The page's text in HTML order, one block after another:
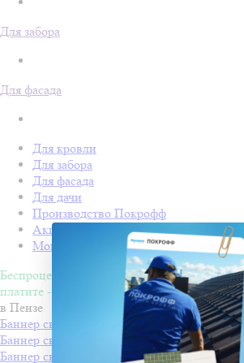
Для забора
Для фасада
Для кровли
Для забора
Для фасада
Для дачи
Производство Покрофф
Акции
Монтаж
Беспроцентная рассрочка на 4 месяца.
платите - потом!
в Пензе
Баннер светодиодный "ФЛАГ МАЛЫЙ"
Баннер светодиодный "С НОВЫМ ГОДОМ"
Баннер светодиодный "ФЛАГ СРЕДНИЙ"